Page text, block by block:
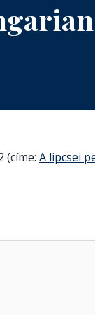
(címe: A lipcsei